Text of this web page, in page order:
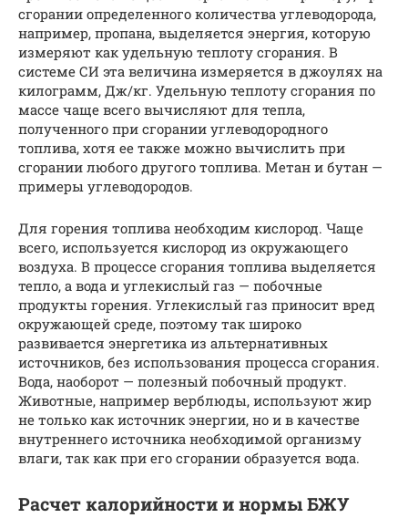
сгорании определенного количества углеводорода,
например, пропана, выделяется энергия, которую
измеряют как удельную теплоту сгорания. В
системе СИ эта величина измеряется в джоулях на
килограмм, Дж/кг. Удельную теплоту сгорания по
массе чаще всего вычисляют для тепла,
полученного при сгорании углеводородного
топлива, хотя ее также можно вычислить при
сгорании любого другого топлива. Метан и бутан —
примеры углеводородов.
Для горения топлива необходим кислород. Чаще
всего, используется кислород из окружающего
воздуха. В процессе сгорания топлива выделяется
тепло, а вода и углекислый газ — побочные
продукты горения. Углекислый газ приносит вред
окружающей среде, поэтому так широко
развивается энергетика из альтернативных
источников, без использования процесса сгорания.
Вода, наоборот — полезный побочный продукт.
Животные, например верблюды, используют жир
не только как источник энергии, но и в качестве
внутреннего источника необходимой организму
влаги, так как при его сгорании образуется вода.
Расчет калорийности и нормы БЖУ